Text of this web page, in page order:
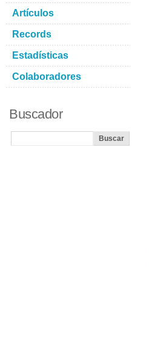
Artículos
Records
Estadísticas
Colaboradores
Buscador